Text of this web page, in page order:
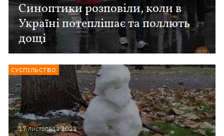
Синоптики розповіли, коли в
Україні потеплішає та поллють
дощі
17 листопада 2021
СУСПІЛЬСТВО